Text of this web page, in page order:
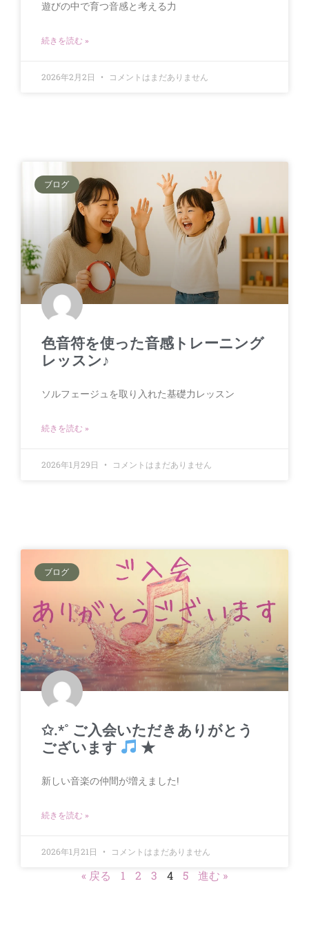
遊びの中で育つ音感と考える力
続きを読む »
2026年2月2日 コメントはまだありません
ブログ
色音符を使った音感トレーニング
レッスン♪
ソルフェージュを取り入れた基礎力レッスン
続きを読む »
2026年1月29日 コメントはまだありません
ブログ
✩.*˚ ご入会いただきありがとう
ございます
★
新しい音楽の仲間が増えました!
続きを読む »
2026年1月21日 コメントはまだありません
« 戻る 1 2 3 4 5 進む »